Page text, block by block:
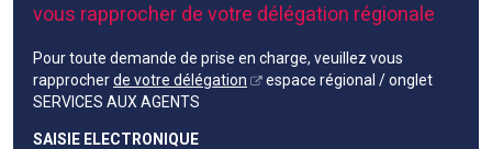
vous rapprocher de votre délégation régionale
Pour toute demande de prise en charge, veuillez vous
rapprocherde votre délégation
espace régional / onglet
SERVICES AUX AGENTS
SAISIE ELECTRONIQUE